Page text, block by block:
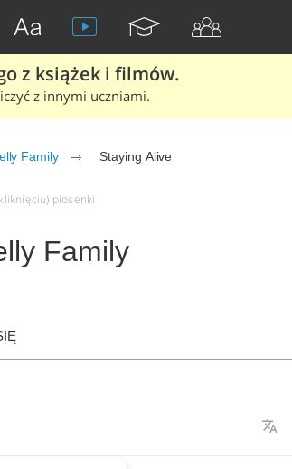
z książek i filmów.
z innymi uczniami.
Family Staying Alive
piosenki
Family